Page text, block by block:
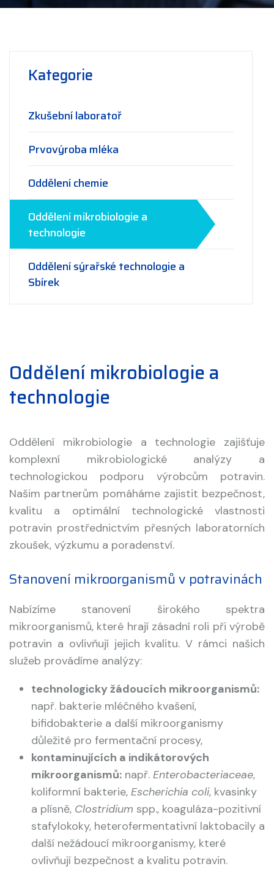
Kategorie
Zkušební laboratoř
Prvovýroba mléka
Oddělení chemie
Oddělení mikrobiologie a
technologie
Oddělení sýrařské technologie a
Sbírek
Oddělení mikrobiologie a
technologie
Oddělení mikrobiologie a technologie zajišťuje
komplexní mikrobiologické analýzy a
technologickou podporu výrobcům potravin.
Našim partnerům pomáháme zajistit bezpečnost,
kvalitu a optimální technologické vlastnosti
potravin prostřednictvím přesných laboratorních
zkoušek, výzkumu a poradenství.
Stanovení mikroorganismů v potravinách
Nabízíme stanovení širokého spektra
mikroorganismů, které hrají zásadní roli při výrobě
potravin a ovlivňují jejich kvalitu. V rámci našich
služeb provádíme analýzy:
technologicky žádoucích mikroorganismů:
např. bakterie mléčného kvašení,
bifidobakterie a další mikroorganismy
důležité pro fermentační procesy,
kontaminujících a indikátorových
mikroorganismů: např. Enterobacteriaceae,
koliformní bakterie, Escherichia coli, kvasinky
a plísně, Clostridium spp., koaguláza-pozitivní
stafylokoky, heterofermentativní laktobacily a
další nežádoucí mikroorganismy, které
ovlivňují bezpečnost a kvalitu potravin.